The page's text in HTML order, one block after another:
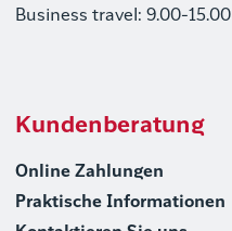
Business travel: 9.00-15.00
Kundenberatung
Online Zahlungen
Praktische Informationen